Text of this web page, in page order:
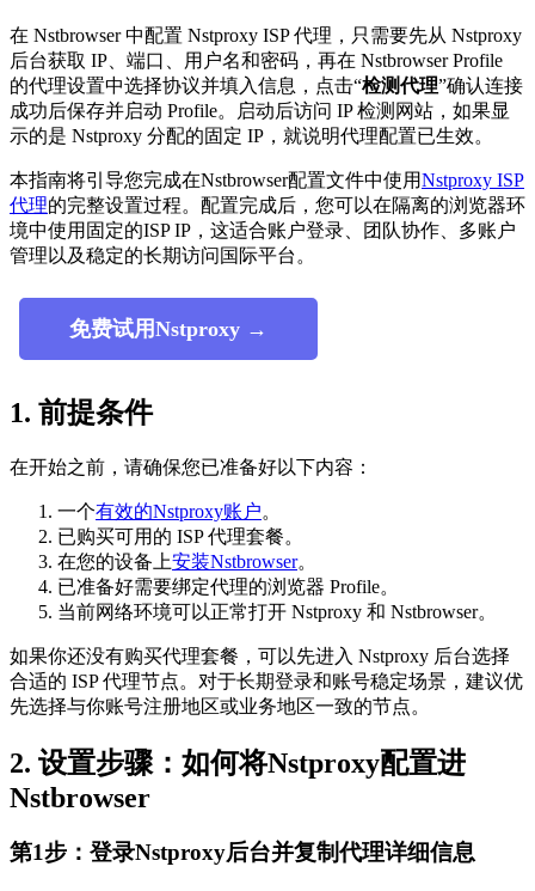
在 Nstbrowser 中配置 Nstproxy ISP 代理，只需要先从 Nstproxy
后台获取 IP、端口、用户名和密码，再在 Nstbrowser Profile
的代理设置中选择协议并填入信息，点击“检测代理”确认连接
成功后保存并启动 Profile。启动后访问 IP 检测网站，如果显
示的是 Nstproxy 分配的固定 IP，就说明代理配置已生效。
本指南将引导您完成在Nstbrowser配置文件中使用Nstproxy ISP
代理的完整设置过程。配置完成后，您可以在隔离的浏览器环
境中使用固定的ISP IP，这适合账户登录、团队协作、多账户
管理以及稳定的长期访问国际平台。
免费试用Nstproxy →
1. 前提条件
在开始之前，请确保您已准备好以下内容：
一个有效的Nstproxy账户。
已购买可用的 ISP 代理套餐。
在您的设备上安装Nstbrowser。
已准备好需要绑定代理的浏览器 Profile。
当前网络环境可以正常打开 Nstproxy 和 Nstbrowser。
如果你还没有购买代理套餐，可以先进入 Nstproxy 后台选择
合适的 ISP 代理节点。对于长期登录和账号稳定场景，建议优
先选择与你账号注册地区或业务地区一致的节点。
2. 设置步骤：如何将Nstproxy配置进
Nstbrowser
第1步：登录Nstproxy后台并复制代理详细信息